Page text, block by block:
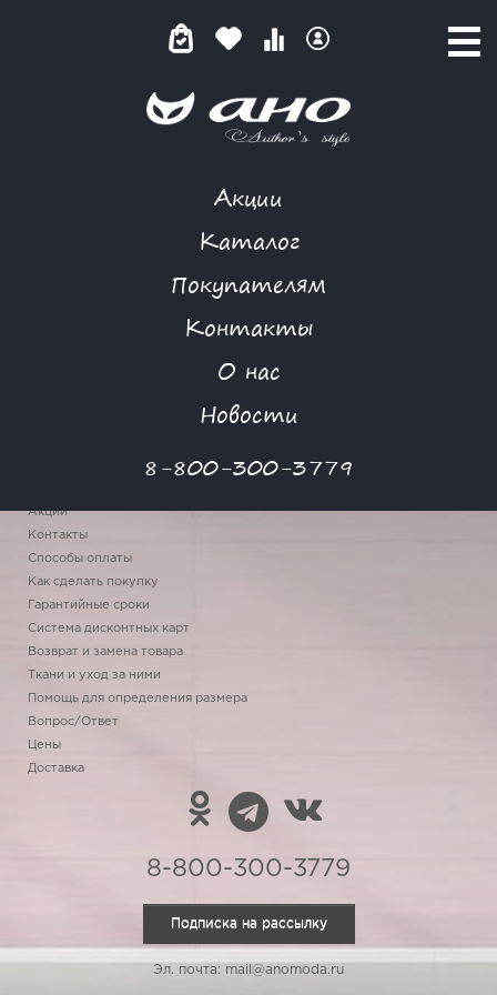
Акции
Каталог
Покупателям
Контакты
О нас
Новости
8-800-300-3779
GARDARIKA
Акции
Контакты
Способы оплаты
Как сделать покупку
Гарантийные сроки
Система дисконтных карт
Возврат и замена товара
Ткани и уход за ними
Помощь для определения размера
Вопрос/Ответ
Цены
Доставка
8-800-300-3779
Подписка на рассылку
Эл. почта: mail@anomoda.ru